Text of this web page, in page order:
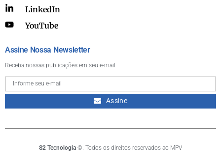
LinkedIn
YouTube
Assine Nossa Newsletter
Receba nossas publicações em seu e-mail
Assine
S2 Tecnologia ©. Todos os direitos reservados ao MPV